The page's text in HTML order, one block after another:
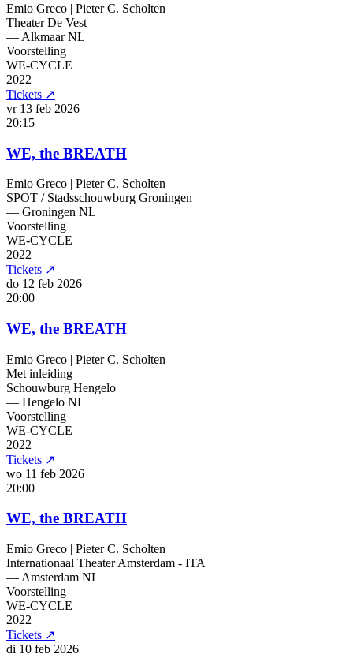
Emio Greco | Pieter C. Scholten
Theater De Vest
— AlkmaarNL
Voorstelling
WE-CYCLE
2022
Tickets ↗
vr 13 feb 2026
20:15
WE, the BREATH
Emio Greco | Pieter C. Scholten
SPOT / Stadsschouwburg Groningen
— Groningen NL
Voorstelling
WE-CYCLE
2022
Tickets ↗
do 12 feb 2026
20:00
WE, the BREATH
Emio Greco | Pieter C. Scholten
Met inleiding
Schouwburg Hengelo
— Hengelo NL
Voorstelling
WE-CYCLE
2022
Tickets ↗
wo 11 feb 2026
20:00
WE, the BREATH
Emio Greco | Pieter C. Scholten
Internationaal Theater Amsterdam - ITA
— Amsterdam NL
Voorstelling
WE-CYCLE
2022
Tickets ↗
di 10 feb 2026